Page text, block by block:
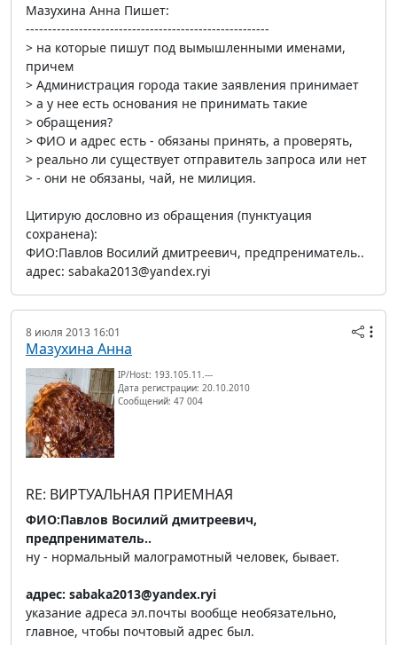
Мазухина Анна Пишет:
-------------------------------------------------------
> на которые пишут под вымышленными именами,
причем
> Администрация города такие заявления принимает
> а у нее есть основания не принимать такие
> обращения?
> ФИО и адрес есть - обязаны принять, а проверять,
> реально ли существует отправитель запроса или нет
> - они не обязаны, чай, не милиция.
Цитирую дословно из обращения (пунктуация
сохранена):
ФИО:Павлов Восилий дмитреевич, предпрениматель..
адрес: sabaka2013@yandex.ryi
8 июля 2013 16:01
Мазухина Анна
IP/Host: 193.105.11.---
Дата регистрации: 20.10.2010
Сообщений: 47 004
RE: ВИРТУАЛЬНАЯ ПРИЕМНАЯ
ФИО:Павлов Восилий дмитреевич,
предпрениматель..
ну - нормальный малограмотный человек, бывает.
адрес: sabaka2013@yandex.ryi
указание адреса эл.почты вообще необязательно,
главное, чтобы почтовый адрес был.